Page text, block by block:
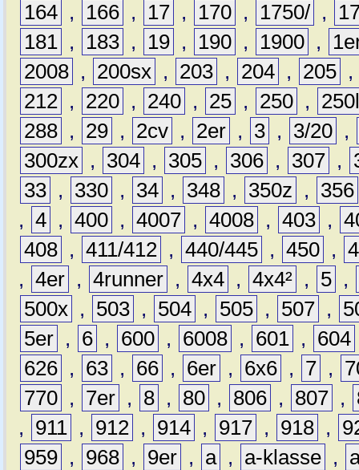
164 , 166 , 17 , 170 , 1750/ ,
181 , 183 , 19 , 190 , 1900 ,
2008 , 200sx , 203 , 204 , 205 ,
212 , 220 , 240 , 25 , 250 ,
288 , 29 , 2cv , 2er , 3 , 3/20 ,
300zx , 304 , 305 , 306 , 307 ,
33 , 330 , 34 , 348 , 350z ,
356
, 4 , 400 , 4007 , 4008 , 403 ,
408 , 411/412 , 440/445 , 450 ,
, 4er , 4runner , 4x4 , 4x4² , 5 ,
500x , 503 , 504 , 505 , 507 ,
5er , 6 , 600 , 6008 , 601 , 604
626 , 63 , 66 , 6er , 6x6 , 7 ,
770 , 7er , 8 , 80 , 806 , 807 ,
,
911 , 912 , 914 , 917 , 918 ,
959 , 968 , 9er , a , a-klasse ,